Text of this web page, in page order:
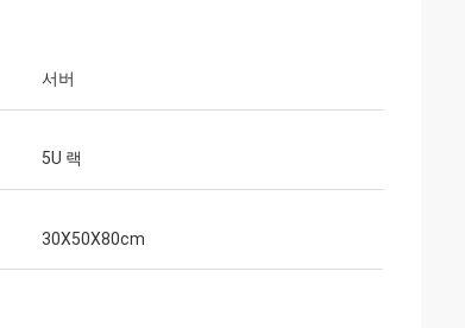
서버
5U 랙
30X50X80cm